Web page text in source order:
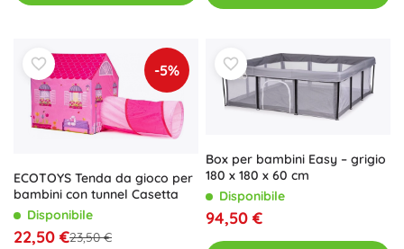
-5%
ECOTOYS Tenda da gioco per
bambini con tunnel Casetta
Disponibile
22,50 €23,50 €
Box per bambini Easy – grigio
180 x 180 x 60 cm
Disponibile
94,50 €